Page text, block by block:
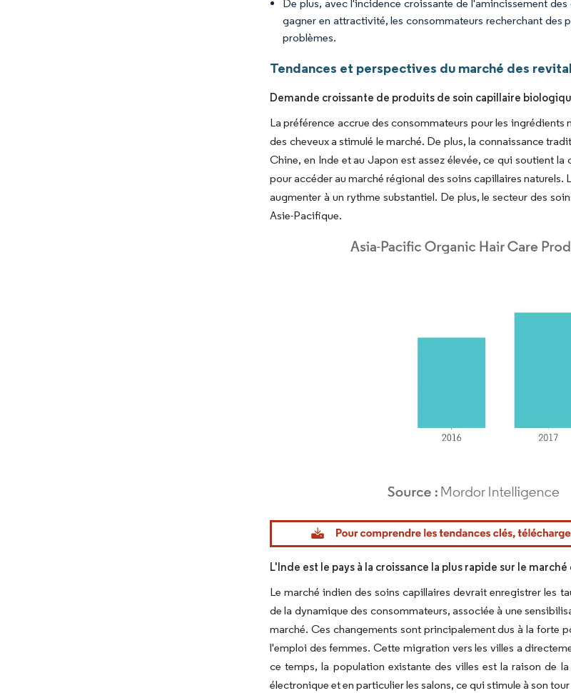
De plus, avec l'incidence croissante de l'amincissement
gagner en attractivité, les consommateurs recherchant
problèmes.
Tendances et perspectives du marché des
Demande croissante de produits de soin capillaire
La préférence accrue des consommateurs pour les
des cheveux a stimulé le marché. De plus, la connaissance
Chine, en Inde et au Japon est assez élevée, ce qui soutient
pour accéder au marché régional des soins capillaires
augmenter à un rythme substantiel. De plus, le secteur des
Asie-Pacifique.
Image © Mordor Intelligence. La réutilisation nécessite une attribution sous CC BY
L'Inde est le pays à la croissance la plus rapide sur le
Le marché indien des soins capillaires devrait enregistrer les
de la dynamique des consommateurs, associée à une
marché. Ces changements sont principalement dus à la forte
l'emploi des femmes. Cette migration vers les villes a
ce temps, la population existante des villes est la raison de
électronique et en particulier les salons, ce qui stimule à son